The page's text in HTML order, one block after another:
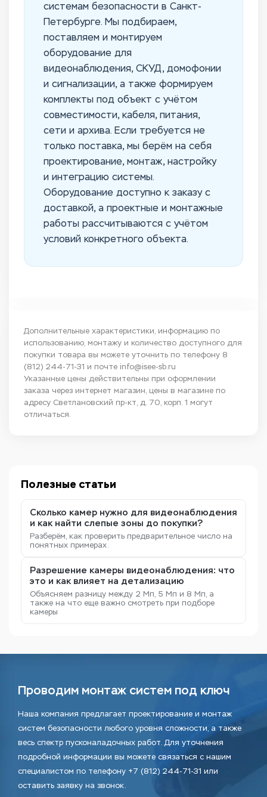
системам безопасности в Санкт-
Петербурге. Мы подбираем,
поставляем и монтируем
оборудование для
видеонаблюдения, СКУД, домофонии
и сигнализации, а также формируем
комплекты под объект с учётом
совместимости, кабеля, питания,
сети и архива. Если требуется не
только поставка, мы берём на себя
проектирование, монтаж, настройку
и интеграцию системы.
Оборудование доступно к заказу с
доставкой, а проектные и монтажные
работы рассчитываются с учётом
условий конкретного объекта.
Дополнительные характеристики, информацию по
использованию, монтажу и количество доступного для
покупки товара вы можете уточнить по телефону 8
(812) 244-71-31 и почте info@isee-sb.ru
Указанные цены действительны при оформлении
заказа через интернет магазин, цены в магазине по
адресу Светлановский пр-кт, д. 70, корп. 1 могут
отличаться.
Полезные статьи
Сколько камер нужно для видеонаблюдения
и как найти слепые зоны до покупки?
Разберём, как проверить предварительное число на
понятных примерах.
Разрешение камеры видеонаблюдения: что
это и как влияет на детализацию
Объясняем разницу между 2 Мп, 5 Мп и 8 Мп, а
также на что еще важно смотреть при подборе
камеры
Проводим монтаж систем под ключ
Наша компания предлагает проектирование и монтаж
систем безопасности любого уровня сложности, а также
весь спектр пусконаладочных работ. Для уточнения
подробной информации вы можете связаться с нашим
специалистом по телефону +7 (812) 244-71-31 или
оставить заявку на звонок.